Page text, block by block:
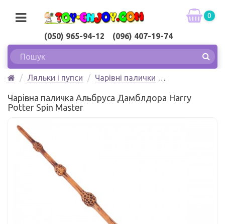
(050) 965-94-12 (096) 407-19-74
0
Ляльки і пупси
Чарівні палички
Spin Master
Чарівна паличка Альбруса Дамблдора Harry
Potter Spin Master